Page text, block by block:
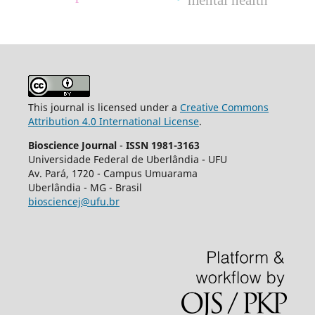
This journal is licensed under a Creative Commons
Attribution 4.0 International License.
Bioscience Journal - ISSN 1981-3163
Universidade Federal de Uberlândia - UFU
Av. Pará, 1720 - Campus Umuarama
Uberlândia - MG - Brasil
biosciencej@ufu.br